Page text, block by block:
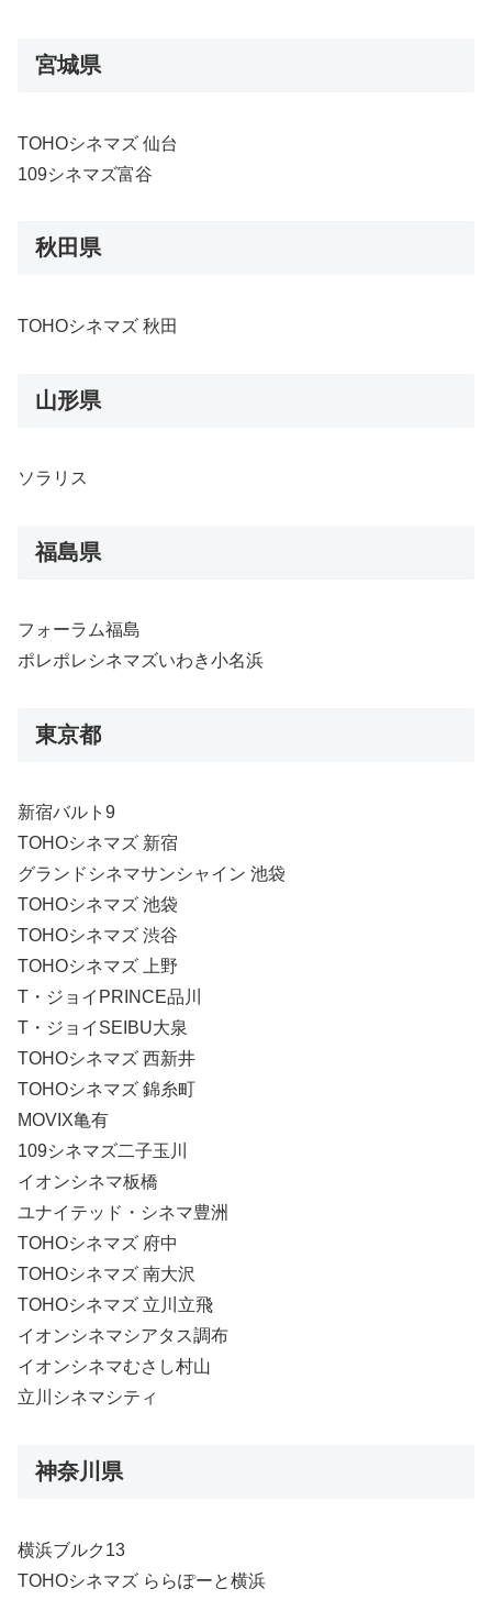
宮城県
TOHOシネマズ 仙台
109シネマズ富谷
秋田県
TOHOシネマズ 秋田
山形県
ソラリス
福島県
フォーラム福島
ポレポレシネマズいわき小名浜
東京都
新宿バルト9
TOHOシネマズ 新宿
グランドシネマサンシャイン 池袋
TOHOシネマズ 池袋
TOHOシネマズ 渋谷
TOHOシネマズ 上野
T・ジョイPRINCE品川
T・ジョイSEIBU大泉
TOHOシネマズ 西新井
TOHOシネマズ 錦糸町
MOVIX亀有
109シネマズ二子玉川
イオンシネマ板橋
ユナイテッド・シネマ豊洲
TOHOシネマズ 府中
TOHOシネマズ 南大沢
TOHOシネマズ 立川立飛
イオンシネマシアタス調布
イオンシネマむさし村山
立川シネマシティ
神奈川県
横浜ブルク13
TOHOシネマズ ららぽーと横浜